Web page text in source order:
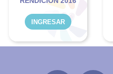
INGRESAR